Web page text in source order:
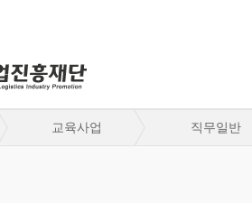
교육사업 직무일반